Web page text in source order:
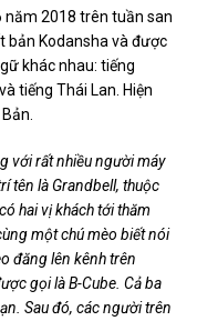
năm 2018 trên tuần san
bản Kodansha và được
khác nhau: tiếng
tiếng Thái Lan. Hiện
với rất nhiều người máy
tên là Grandbell, thuộc
hai vị khách tới thăm
một chú mèo biết nói
đăng lên kênh trên
gọi là B-Cube. Cả ba
Sau đó, các người trên